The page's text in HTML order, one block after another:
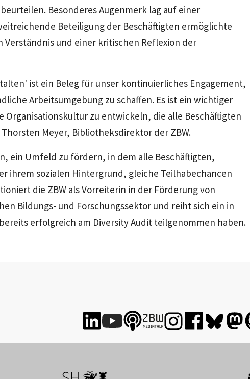
Besonderes Augenmerk lag auf einer
Beteiligung der Beschäftigten ermöglichte
und einer kritischen Reflexion der
ist ein Beleg für unser kontinuierliches Engagement,
Arbeitsumgebung zu schaffen. Es ist ein wichtiger
Organisationskultur zu entwickeln, die alle Beschäftigten
Meyer, Bibliotheksdirektor der ZBW.
ein Umfeld zu fördern, in dem alle Beschäftigten,
ihrem sozialen Hintergrund, gleiche Teilhabechancen
die ZBW als Vorreiterin in der Förderung von
Bildungs- und Forschungssektor und reiht sich ein in
erfolgreich am Diversity Audit teilgenommen haben.